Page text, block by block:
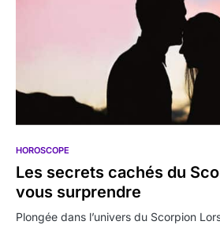
HOROSCOPE
Les secrets cachés du
vous surprendre
Plongée dans l’univers du Scorpion